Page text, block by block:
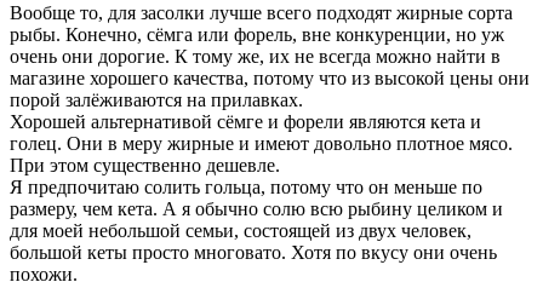
Вообще то, для засолки лучше всего подходят жирные сорта
рыбы. Конечно, сёмга или форель, вне конкуренции, но уж
очень они дорогие. К тому же, их не всегда можно найти в
магазине хорошего качества, потому что из высокой цены они
порой залёживаются на прилавках.
Хорошей альтернативой сёмге и форели являются кета и
голец. Они в меру жирные и имеют довольно плотное мясо.
При этом существенно дешевле.
Я предпочитаю солить гольца, потому что он меньше по
размеру, чем кета. А я обычно солю всю рыбину целиком и
для моей небольшой семьи, состоящей из двух человек,
большой кеты просто многовато. Хотя по вкусу они очень
похожи.